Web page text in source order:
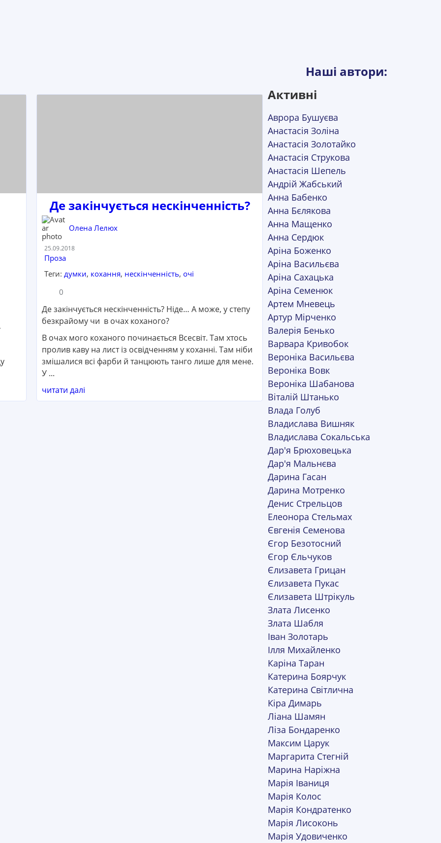
Де закінчується нескінченність?
Олена Лелюх
Дата:
25.09.2018
Категорія:
Проза
Теги: думки, кохання, нескінченність, очі
Кількість коментарів:
0
Де закінчується нескінченність? Ніде… А може, у степу
безкрайому чи в очах коханого?
В очах мого коханого починається Всесвіт. Там хтось
пролив каву на лист із освідченням у коханні. Там ніби
змішалися всі фарби й танцюють танго лише для мене.
У ...
читати далі
Наші автори:
Активні
Аврора Бушуєва
Анастасія Золіна
Анастасія Золотайко
Анастасія Струкова
Анастасія Шепель
Андрій Жабський
Анна Бабенко
Анна Бєлякова
Анна Мащенко
Анна Сердюк
Аріна Боженко
Аріна Васильєва
Аріна Сахацька
Аріна Семенюк
Артем Мневець
Артур Мірченко
Валерія Бенько
Варвара Кривобок
Вероніка Васильєва
Вероніка Вовк
Вероніка Шабанова
Віталій Штанько
Влада Голуб
Владислава Вишняк
Владислава Сокальська
Дар'я Брюховецька
Дар'я Мальнєва
Дарина Гасан
Дарина Мотренко
Денис Стрельцов
Елеонора Стельмах
Євгенія Семенова
Єгор Безотосний
Єгор Єльчуков
Єлизавета Грицан
Єлизавета Пукас
Єлизавета Штрікуль
Злата Лисенко
Злата Шабля
Іван Золотарь
Ілля Михайленко
Каріна Таран
Катерина Боярчук
Катерина Світлична
Кіра Димарь
Ліана Шамян
Ліза Бондаренко
Максим Царук
Маргарита Стегній
Марина Наріжна
Марія Іваниця
Марія Колос
Марія Кондратенко
Марія Лисоконь
Марія Удовиченко